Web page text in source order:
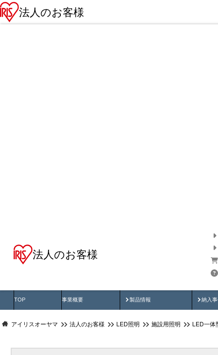
法人のお客様
法人のお客様
TOP 事業概要 製品情報
製品動画 納入
納
アイリスオーヤマ 法人のお客様 LED照明 施設用照明 LED一体